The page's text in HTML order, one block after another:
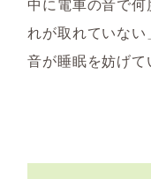
れが取れていな
音が睡眠を妨げて